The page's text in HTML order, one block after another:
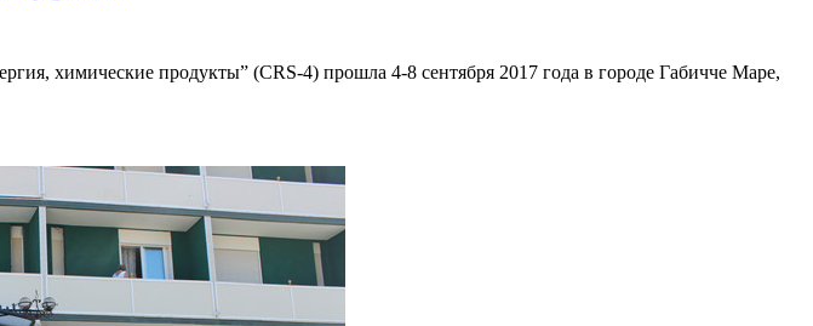
химические продукты” (CRS-4) прошла 4-8 сентября 2017 года в городе Габичче Маре,